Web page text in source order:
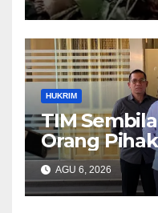
HUKRIM
TIM
Orang
Perkara
AGU 6, 2026